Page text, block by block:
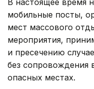
мобильные посты,
мест массового
мероприятия,
и пресечению
без сопровождения
опасных местах.